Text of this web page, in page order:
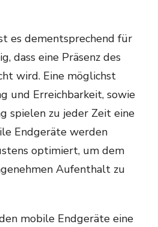
es dementsprechend für
dass eine Präsenz des
wird. Eine möglichst
und Erreichbarkeit, sowie
spielen zu jeder Zeit eine
Endgeräte werden
optimiert, um dem
Aufenthalt zu
mobile Endgeräte eine